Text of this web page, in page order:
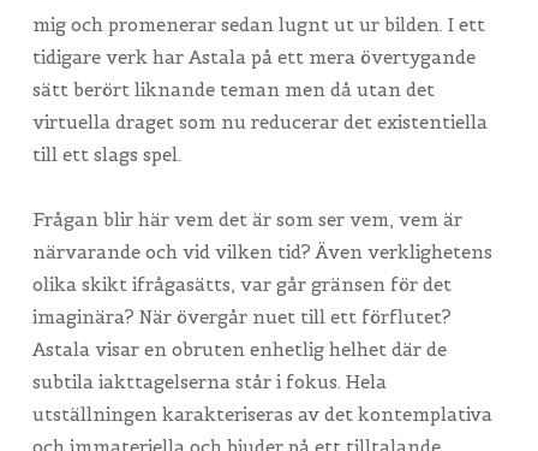
mig och promenerar sedan lugnt ut ur bilden. I ett
tidigare verk har Astala på ett mera övertygande
sätt berört liknande teman men då utan det
virtuella draget som nu reducerar det existentiella
till ett slags spel.
Frågan blir här vem det är som ser vem, vem är
närvarande och vid vilken tid? Även verklighetens
olika skikt ifrågasätts, var går gränsen för det
imaginära? När övergår nuet till ett förflutet?
Astala visar en obruten enhetlig helhet där de
subtila iakttagelserna står i fokus. Hela
utställningen karakteriseras av det kontemplativa